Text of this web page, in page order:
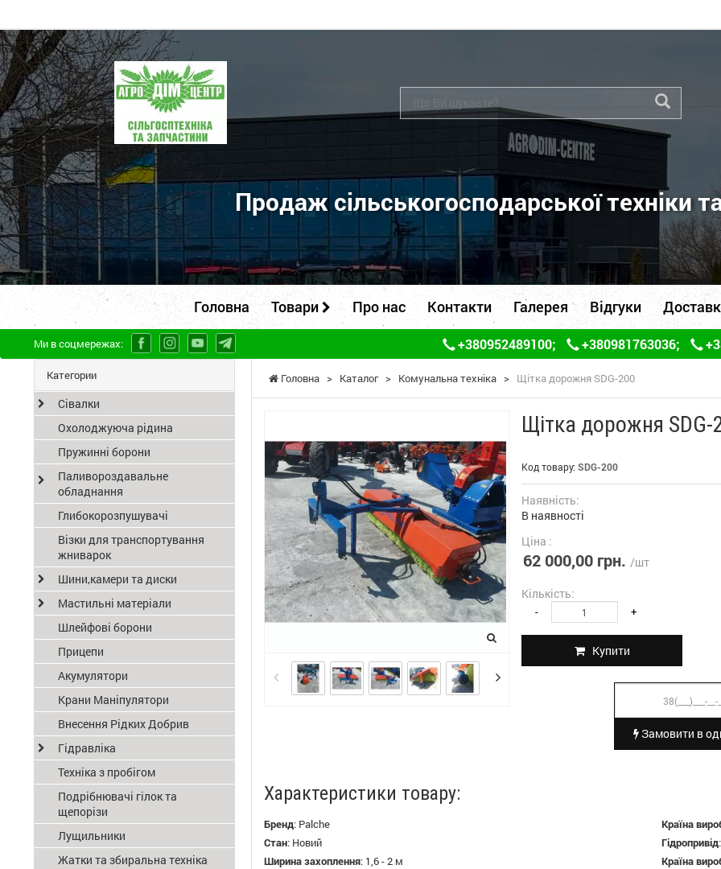
ПП
"Агродім-
центр"
-
продаж
сільськогосподарської
техніки
та
запчастин
Продаж сільськогосподарської техніки
Головна Товари Про нас Контакти Галерея Відгуки
Ми в соцмережах: +380952489100; +380981763036;
Головна > Каталог > Комунальна техніка > Щітка дорожня SDG-200
Щітка дорожня SDG-
Код товару: SDG-200
Наявність:
В наявності
Ціна :
62 000,00 грн. /шт
Кількість:
- +
Купити
Замовити в
Характеристики товару:
Бренд: Palche
Країна
Стан: Новий Гідропривід
Ширина захоплення: 1,6 - 2 м
Країна
Категории
Сівалки
Охолоджуюча рідина
Пружинні борони
Паливороздавальне
обладнання
Глибокорозпушувачі
Візки для транспортування
жниварок
Шини,камери та диски
Мастильні матеріали
Шлейфові борони
Прицепи
Акумулятори
Крани Маніпулятори
Внесення Рідких Добрив
Гідравліка
Техніка з пробігом
Подрібнювачі гілок та
щепорізи
Лущильники
Жатки та збиральна техніка